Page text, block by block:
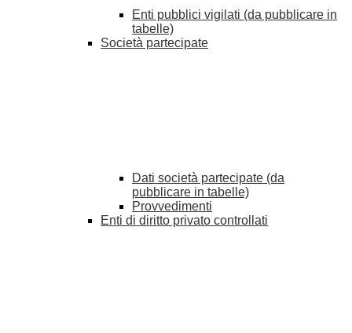
Enti pubblici vigilati (da pubblicare in
tabelle)
Società partecipate
Dati società partecipate (da
pubblicare in tabelle)
Provvedimenti
Enti di diritto privato controllati